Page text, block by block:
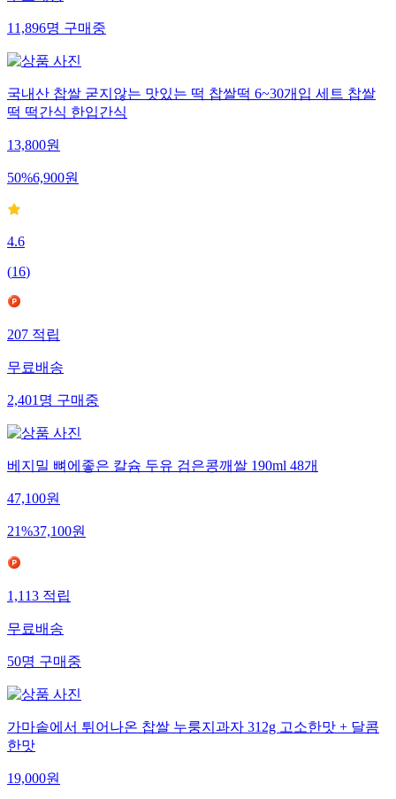
11,896명 구매중
국내산 찹쌀 굳지않는 맛있는 떡 찹쌀떡 6~30개입 세트 찹쌀
떡 떡간식 한입간식
13,800원
50%6,900원
4.6
(16)
207 적립
무료배송
2,401 명 구매중
베지밀 뼈에좋은 칼슘 두유 검은콩깨쌀 190ml 48개
47,100원
21%37,100원
1,113 적립
무료배송
50명 구매중
가마솥에서 튀어나온 찹쌀 누룽지과자 312g 고소한맛 + 달콤
한맛
19,000원